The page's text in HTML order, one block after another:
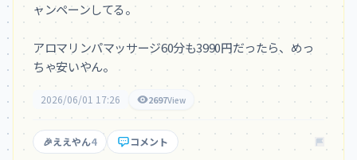
ャンペーンしてる。
アロマリンパマッサージ60分も3990円だったら、めっ
ちゃ安いやん。
2026/06/01 17:26 2697View
🎉ええやん4 コメント